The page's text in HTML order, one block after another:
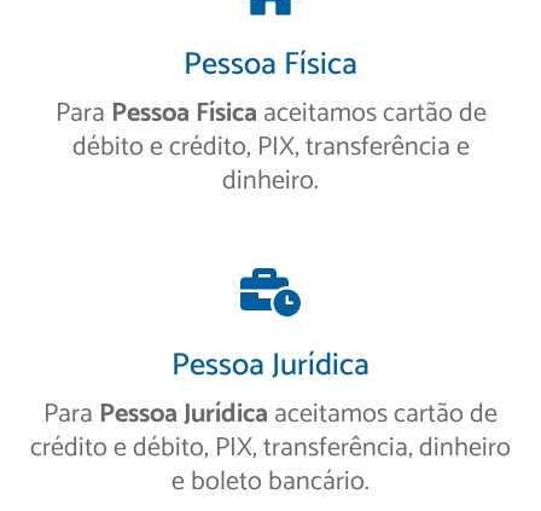
Pessoa Física
Para Pessoa Físicaaceitamos cartão de
débito e crédito, PIX, transferência e
dinheiro.
Pessoa Jurídica
Para Pessoa Jurídicaaceitamos cartão de
crédito e débito, PIX, transferência, dinheiro
e boleto bancário.